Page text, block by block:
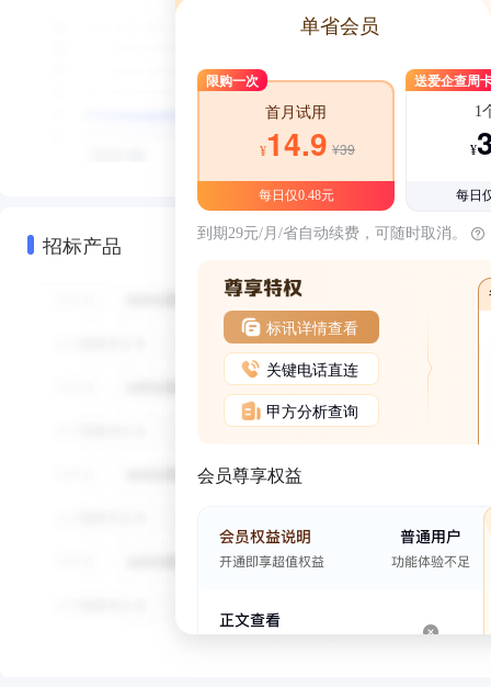
招标产品
单省会员
限购一次
首月试用
¥14.9 ¥39
每日仅0.48元
送爱企查周
1
¥
每日
到期29元/月/省自动续费，可随时取消。
标讯详情查看
关键电话直连
甲方分析查询
会员尊享权益